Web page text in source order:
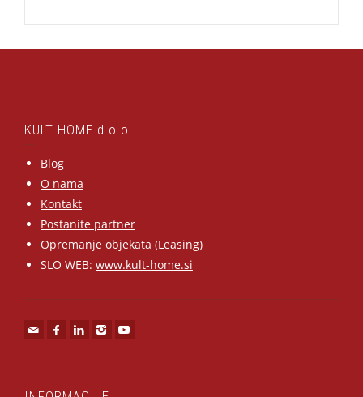
KULT HOME d.o.o.
Blog
O nama
Kontakt
Postanite partner
Opremanje objekata (Leasing)
SLO WEB: www.kult-home.si